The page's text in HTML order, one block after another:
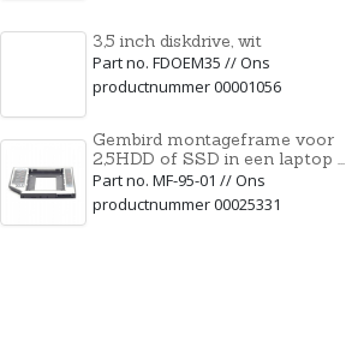
3,5 inch diskdrive, wit
Part no. FDOEM35 // Ons
productnummer 00001056
Gembird montageframe voor
2,5HDD of SSD in een laptop ...
Part no. MF-95-01 // Ons
productnummer 00025331